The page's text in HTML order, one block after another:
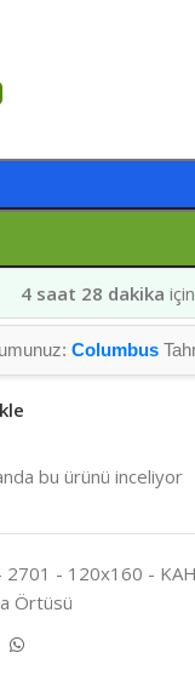
4 saat 28 dakika
Columbus
bu ürünü inceliyor
2701 - 120x160 -
Örtüsü